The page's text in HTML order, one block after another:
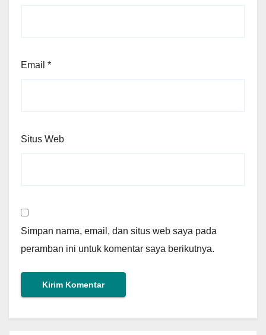
Email *
Situs Web
Simpan nama, email, dan situs web saya pada
peramban ini untuk komentar saya berikutnya.